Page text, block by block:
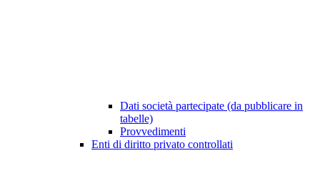
Dati società partecipate (da pubblicare in
tabelle)
Provvedimenti
Enti di diritto privato controllati